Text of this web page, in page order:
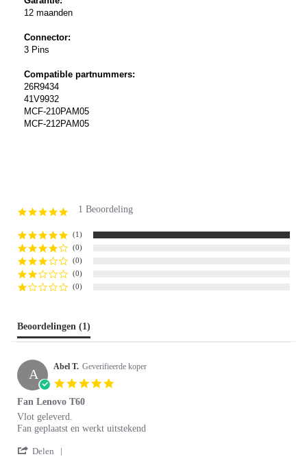
12 maanden
Connector:
3 Pins
Compatible partnummers:
26R9434
41V9932
MCF-210PAM05
MCF-212PAM05
5.0
rating
1 Beoordeling
(1)
(0)
(0)
(0)
(0)
Beoordelingen (1)
A Abel T. Geverifieerde koper
Fan Lenovo T60
Review
by
T.
review
stating
Lenovo
Vlot geleverd.
Fan geplaatst en werkt uitstekend
Delen